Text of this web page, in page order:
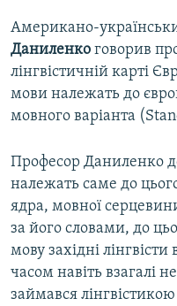
Американо-
Даниленко говорив
лінгвістичній карті
мови належать до
мовного варіанта
Професор Даниленко
належать саме до
ядра, мовної
за його словами, до
мову західні
часом навіть взагалі
займався